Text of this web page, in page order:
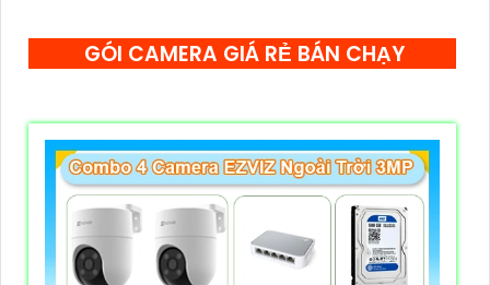
GÓI CAMERA GIÁ RẺ BÁN CHẠY